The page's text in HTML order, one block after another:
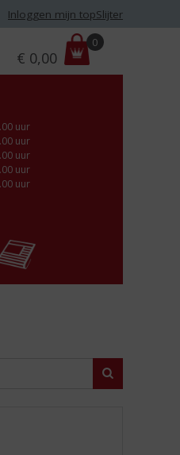
Inloggen mijn topSlijter
r
i
:
€ 0,00
0
uur
uur
uur
uur
uur
Zoeken